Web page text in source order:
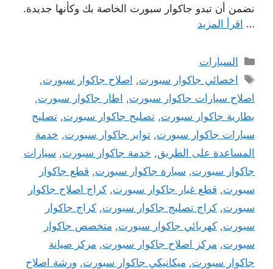
نضمن أن تبدو جاكوار سبورت الخاصة بك وكأنها جديدة.
… اقرأ المزيد
التصنيفات
السيارات
الوسوم
اخصائي جاكوار سبورت, اصلاح جاكوار سبورت,
اصلاح سيارات جاكوار سبورت, اطار جاكوار سبورت,
بطارية جاكوار سبورت, تصليح جاكوار سبورت, تصليح
سيارات جاكوار سبورت, تواير جاكوار سبورت, خدمة
المساعدة على الطريق, خدمة جاكوار سبورت, سيارات
جاكوار سبورت, سيارة جاكوار سبورت, قطع جاكوار
سبورت, قطع غيار جاكوار سبورت, كراج اصلاح جاكوار
سبورت, كراج تصليج جاكوار سبورت, كراج جاكوار
سبورت, كهربائي جاكوار سبورت, متخصص جاكوار
سبورت, مركز اصلاح جاكوار سبورت, مركز صيانة
جاكوار سبورت, ميكانيكي جاكوار سبورت, ورشة اصلاح